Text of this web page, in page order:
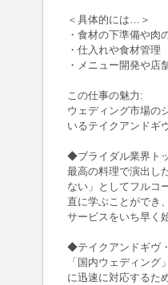
＜具体的には…＞
・食材の下準備や肉
・仕入れや食材管理
・メニュー開発や店
この仕事の魅力:
ウェディング市場の
いるテイクアンドギ
◆ブライダル業界ト
最高の料理で演出し
ない」としてフルコ
直に学ぶことができ
サービスをいち早く
◆テイクアンドギヴ
「国内ウェディン
に迅速に対応するた